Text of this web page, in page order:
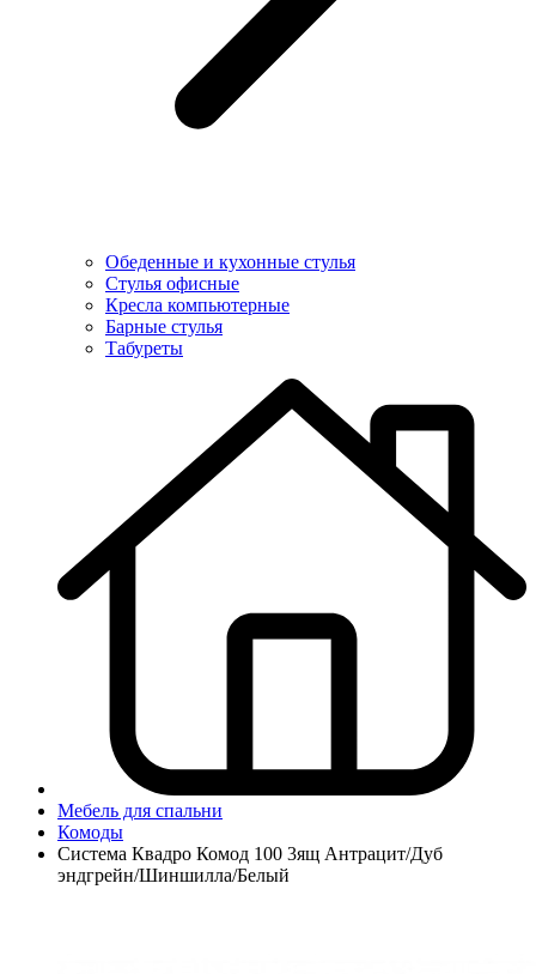
Обеденные и кухонные стулья
Стулья офисные
Кресла компьютерные
Барные стулья
Табуреты
Мебель для спальни
Комоды
Система Квадро Комод 100 3ящ Антрацит/Дуб
эндгрейн/Шиншилла/Белый